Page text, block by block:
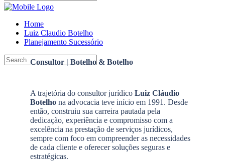
Home
Luiz Claudio Botelho
Planejamento Sucessório
Consultor | Botelho & Botelho
A trajetória do consultor jurídico Luiz Cláudio
Botelhona advocacia teve início em 1991. Desde
então, construiu sua carreira pautada pela
dedicação, experiência e compromisso com a
excelência na prestação de serviços jurídicos,
sempre com foco em compreender as necessidades
de cada cliente e oferecer soluções seguras e
estratégicas.